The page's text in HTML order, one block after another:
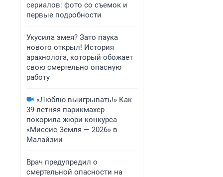
сериалов: фото со съемок и
первые подробности
Укусила змея? Зато паука
нового открыл! История
арахнолога, который обожает
свою смертельно опасную
работу
«Люблю выигрывать!» Как
39-летняя парикмахер
покорила жюри конкурса
«Миссис Земля — 2026» в
Малайзии
Врач предупредил о
смертельной опасности на